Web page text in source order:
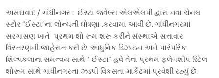
અમદાવાદ / ગાંધીનગર : ઈસ્ટા જવેલ્સ એલએલપી દ્વારા નવા ચેનલ
સ્ટોર “ઈસ્ટા”ના લોન્ચની ઘોષણા .કરવામાં આવી છે. ગાંધીનગરમાં
સરગાસણ ખાતે પ્રથમ શો રૂમ શરૂ કરીને સંસ્થાએ સત્તાવાર
વિસ્તરણની જાહેરાત કરી છે. આધુનિક ડિઝાઇન અને પારંપરિક
શિલ્પકલાના સમન્વય સાથે ” ઈસ્ટા” હવે તેના પ્રથમ ફ્લેગશીપ રિટેલ
શોરૂમ સાથે ગાંધીનગરના ઝડપી વિકસતા માર્કેટમાં પ્રવેશી રહ્યું છે.